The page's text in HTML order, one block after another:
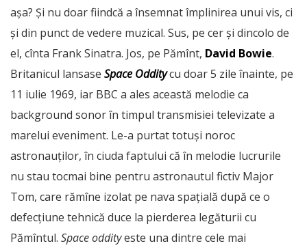
așa? Și nu doar fiindcă a însemnat împlinirea unui vis, ci
și din punct de vedere muzical. Sus, pe cer și dincolo de
el, cînta Frank Sinatra. Jos, pe Pămînt, David Bowie.
Britanicul lansase Space Odditycu doar 5 zile înainte, pe
11 iulie 1969, iar BBC a ales această melodie ca
background sonor în timpul transmisiei televizate a
marelui eveniment. Le-a purtat totuși noroc
astronauților, în ciuda faptului că în melodie lucrurile
nu stau tocmai bine pentru astronautul fictiv Major
Tom, care rămîne izolat pe nava spațială după ce o
defecțiune tehnică duce la pierderea legăturii cu
Pămîntul. Space oddityeste una dintre cele mai